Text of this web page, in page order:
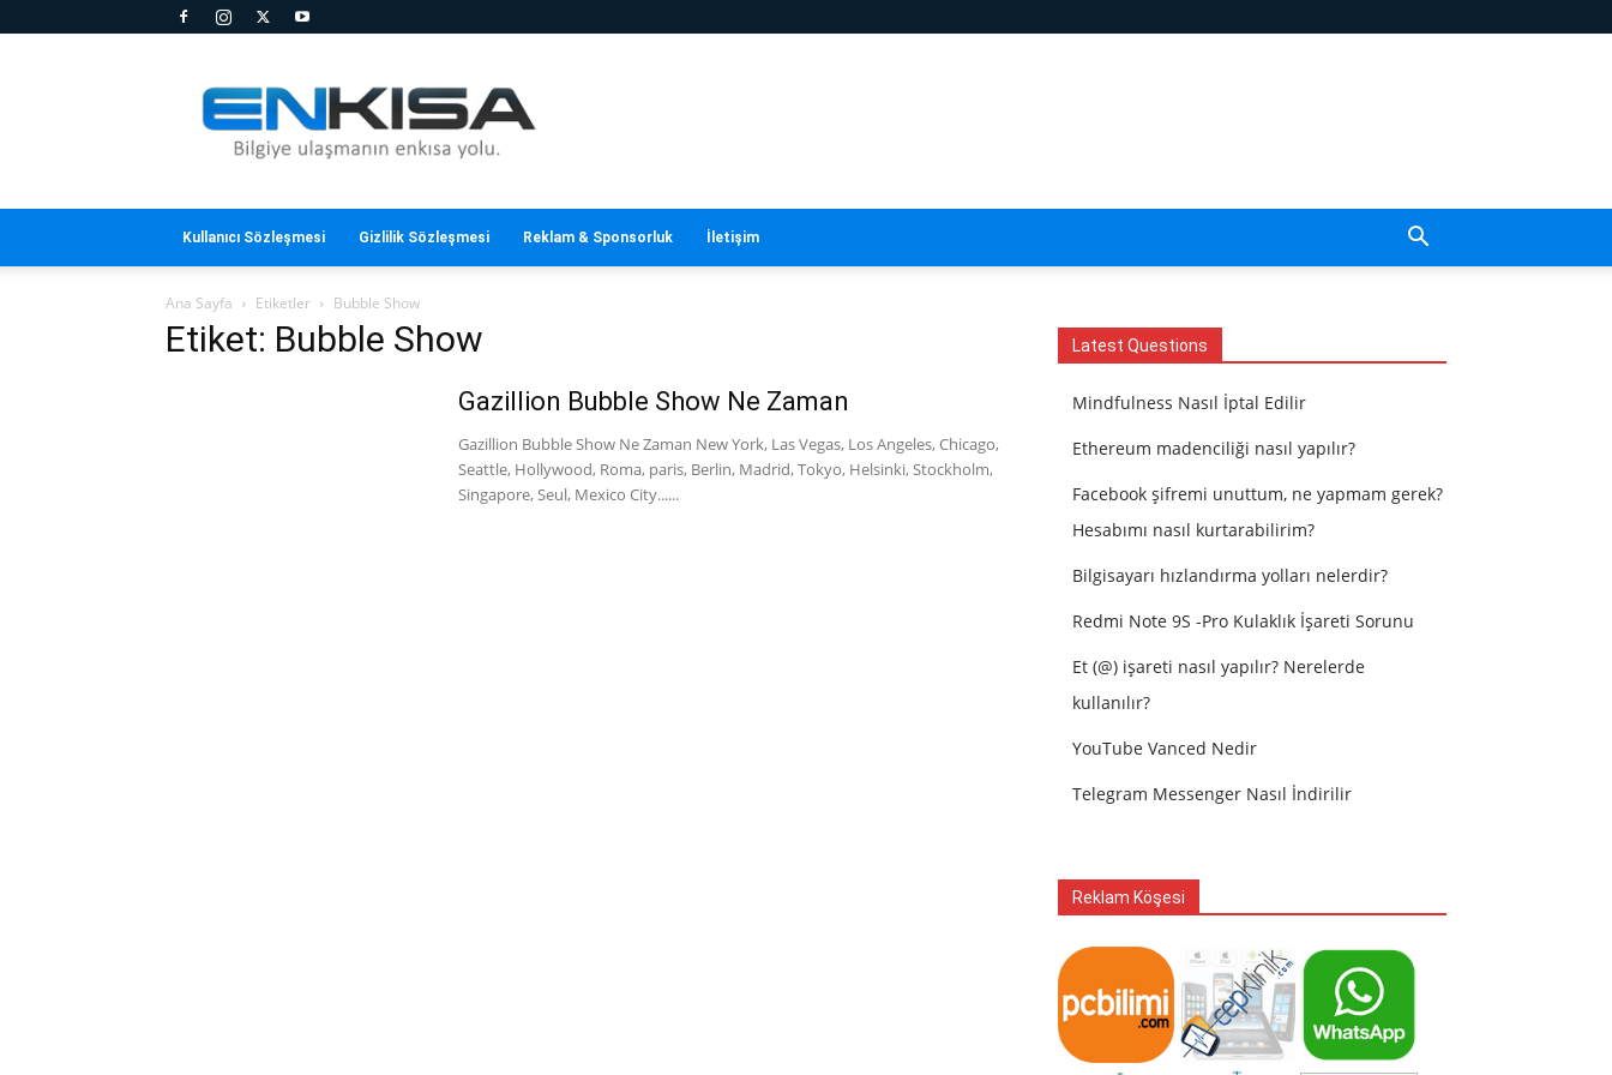
Kısa
Kullanıcı Sözleşmesi Gizlilik Sözleşmesi Reklam & Sponsorluk İletişim
Ana Sayfa Etiketler Bubble Show
Etiket: Bubble Show
Gazillion Bubble Show Ne Zaman
Gazillion Bubble Show Ne Zaman New York, Las Vegas, Los Angeles, Chicago,
Seattle, Hollywood, Roma, paris, Berlin, Madrid, Tokyo, Helsinki, Stockholm,
Singapore, Seul, Mexico City......
Latest Questions
Mindfulness Nasıl İptal Edilir
Ethereum madenciliği nasıl yapılır?
Facebook şifremi unuttum, ne yapmam gerek?
Hesabımı nasıl kurtarabilirim?
Bilgisayarı hızlandırma yolları nelerdir?
Redmi Note 9S -Pro Kulaklık İşareti Sorunu
Et (@) işareti nasıl yapılır? Nerelerde
kullanılır?
YouTube Vanced Nedir
Telegram Messenger Nasıl İndirilir
Reklam Köşesi